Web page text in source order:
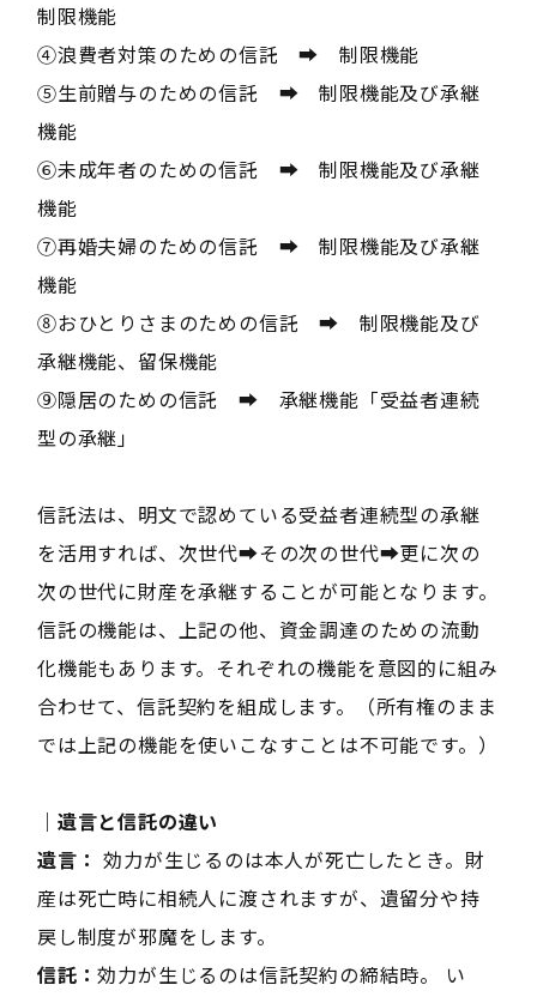
制限機能
④浪費者対策のための信託 ➡ 制限機能
⑤生前贈与のための信託 ➡ 制限機能及び承継
機能
⑥未成年者のための信託 ➡ 制限機能及び承継
機能
⑦再婚夫婦のための信託 ➡ 制限機能及び承継
機能
⑧おひとりさまのための信託 ➡ 制限機能及び
承継機能、留保機能
⑨隠居のための信託 ➡ 承継機能「受益者連続
型の承継」
信託法は、明文で認めている受益者連続型の承継
を活用すれば、次世代➡その次の世代➡更に次の
次の世代に財産を承継することが可能となります。
信託の機能は、上記の他、資金調達のための流動
化機能もあります。それぞれの機能を意図的に組み
合わせて、信託契約を組成します。（所有権のまま
では上記の機能を使いこなすことは不可能です。）
｜遺言と信託の違い
遺言：効力が生じるのは本人が死亡したとき。財
産は死亡時に相続人に渡されますが、遺留分や持
戻し制度が邪魔をします。
信託：効力が生じるのは信託契約の締結時。 い